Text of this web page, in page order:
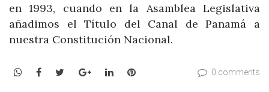
en 1993, cuando en la Asamblea Legislativa
añadimos el Título del Canal de Panamá a
nuestra Constitución Nacional.
WhatsApp
Facebook
TwitterGoogle+LinkedInPinterest 0 comments